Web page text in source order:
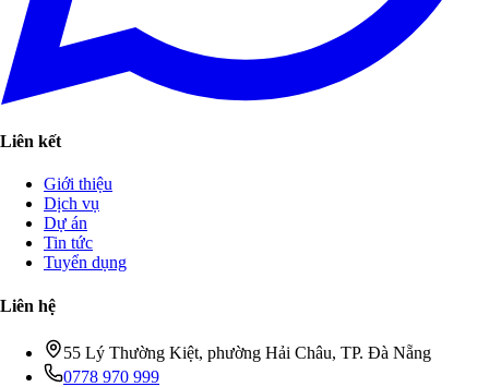
Liên kết
Giới thiệu
Dịch vụ
Dự án
Tin tức
Tuyển dụng
Liên hệ
55 Lý Thường Kiệt, phường Hải Châu, TP. Đà Nẵng
0778 970 999